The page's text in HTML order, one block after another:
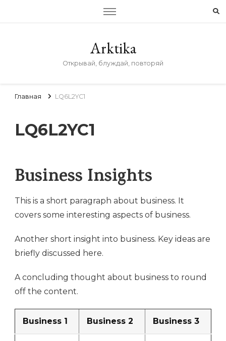
Arktika
Открывай, блуждай, повторяй
Главная LQ6L2YC1
LQ6L2YC1
Business Insights
This is a short paragraph about business. It
covers some interesting aspects of business.
Another short insight into business. Key ideas are
briefly discussed here.
A concluding thought about business to round
off the content.
Business 1 Business 2 Business 3